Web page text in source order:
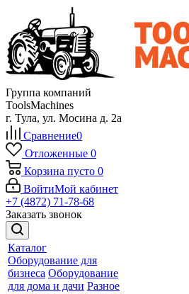
Группа компаний
ToolsMachines
г. Тула, ул. Мосина д. 2а
Сравнение0
Отложенные 0
Корзина пусто 0
ВойтиМой кабинет
+7 (4872) 71-78-68
Заказать звонок
Каталог
Оборудование для
бизнеса Оборудование
для дома и дачи Разное